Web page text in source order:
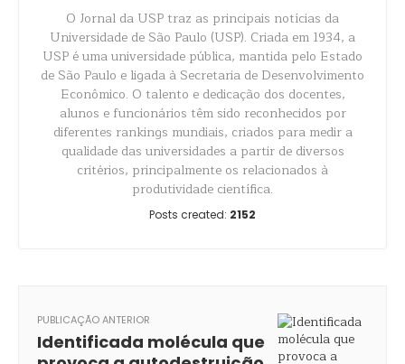
O Jornal da USP traz as principais notícias da
Universidade de São Paulo (USP). Criada em 1934, a
USP é uma universidade pública, mantida pelo Estado
de São Paulo e ligada à Secretaria de Desenvolvimento
Econômico. O talento e dedicação dos docentes,
alunos e funcionários têm sido reconhecidos por
diferentes rankings mundiais, criados para medir a
qualidade das universidades a partir de diversos
critérios, principalmente os relacionados à
produtividade científica.
Posts created: 2152
PUBLICAÇÃO ANTERIOR
Identificada molécula que